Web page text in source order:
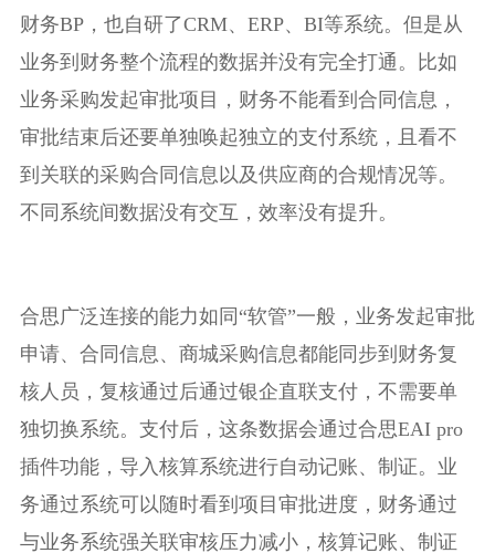
财务BP，也自研了CRM、ERP、BI等系统。但是从
业务到财务整个流程的数据并没有完全打通。比如
业务采购发起审批项目，财务不能看到合同信息，
审批结束后还要单独唤起独立的支付系统，且看不
到关联的采购合同信息以及供应商的合规情况等。
不同系统间数据没有交互，效率没有提升。
合思广泛连接的能力如同“软管”一般，业务发起审批
申请、合同信息、商城采购信息都能同步到财务复
核人员，复核通过后通过银企直联支付，不需要单
独切换系统。支付后，这条数据会通过合思EAI pro
插件功能，导入核算系统进行自动记账、制证。业
务通过系统可以随时看到项目审批进度，财务通过
与业务系统强关联审核压力减小，核算记账、制证